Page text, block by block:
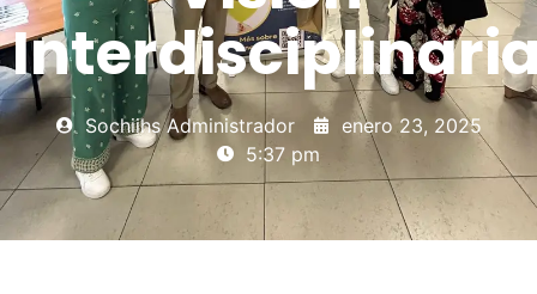
Sochiihs Administrador
enero 23, 2025
5:37 pm